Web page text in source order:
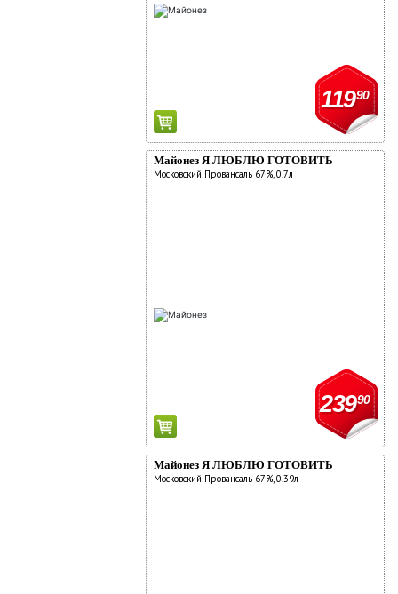
11990
Майонез Я ЛЮБЛЮ ГОТОВИТЬ
Московский Провансаль 67%, 0.7л
23990
Майонез Я ЛЮБЛЮ ГОТОВИТЬ
Московский Провансаль 67%, 0.39л